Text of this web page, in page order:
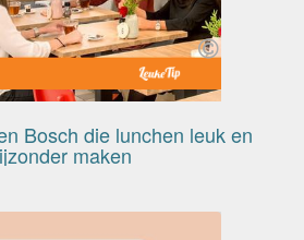
Bosch die lunchen leuk en
maken